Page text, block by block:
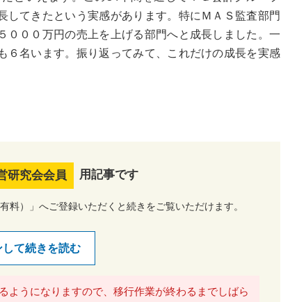
てきたという実感があります。特にＭＡＳ監査部門
０００万円の売上を上げる部門へと成長しました。一
６名います。振り返ってみて、これだけの成長を実感
研究会会員 用記事です
料）」へご登録いただくと続きをご覧いただけます。
して続きを読む
ようになりますので、移行作業が終わるまでしばら